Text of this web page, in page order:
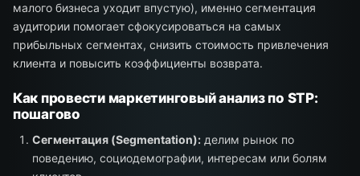
малого бизнеса уходит впустую), именно сегментация
аудитории помогает сфокусироваться на самых
прибыльных сегментах, снизить стоимость привлечения
клиента и повысить коэффициенты возврата.
Как провести маркетинговый анализ по STP:
пошагово
Сегментация (Segmentation): делим рынок по
поведению, социодемографии, интересам или болям